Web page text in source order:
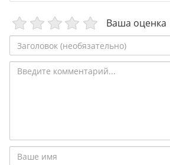
Ваша оценка